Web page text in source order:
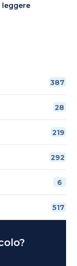
leggere
387
28
219
292
6
517